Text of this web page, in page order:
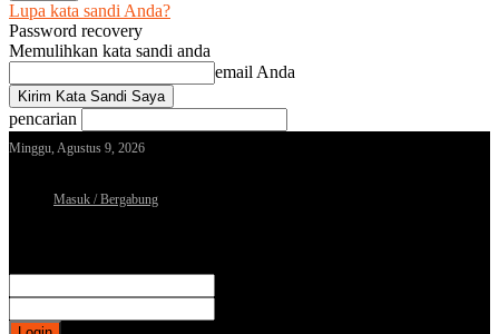
Lupa kata sandi Anda?
Password recovery
Memulihkan kata sandi anda
email Anda
pencarian
Minggu, Agustus 9, 2026
Masuk / Bergabung